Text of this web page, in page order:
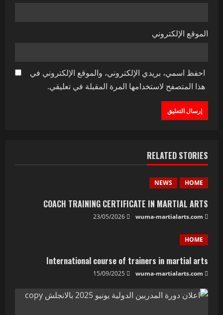
الموقع الإلكتروني
احفظ اسمي، بريدي الإلكتروني، والموقع الإلكتروني في
هذا المتصفح لاستخدامها المرة المقبلة في تعليقي.
RELATED STORIES
HOME
NEWS
COACH TRAINING CERTIFICATE IN MARTIAL ARTS
wuma-martialarts.com
HOME
International course of trainers in martial arts
wuma-martialarts.com